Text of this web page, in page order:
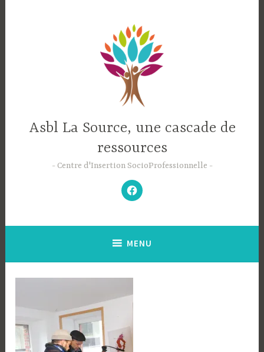
Asbl La Source, une cascade de
ressources
Centre d'Insertion SocioProfessionnelle
–
N’hésitez
pas
à
;-)
MENU